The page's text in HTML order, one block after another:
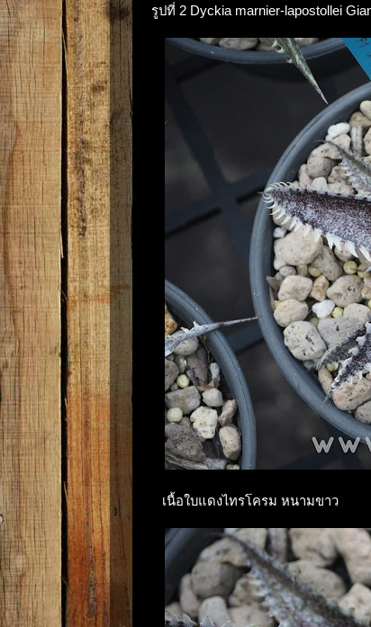
รูปที่ 2 Dyckia marnier-lapostollei
เนื้อใบแดงไทรโครม หนามขาว